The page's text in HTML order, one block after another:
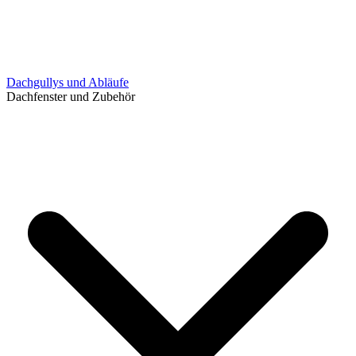
Dachgullys und Abläufe
Dachfenster und Zubehör